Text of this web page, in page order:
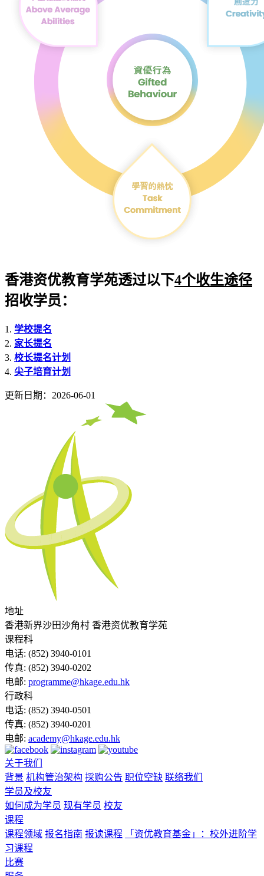
香港资优教育学苑透过以下4个收生途径
招收学员：
1. 学校提名
2. 家长提名
3. 校长提名计划
4. 尖子培育计划
更新日期：2026-06-01
地址
香港新界沙田沙角村 香港资优教育学苑
课程科
电话: (852) 3940-0101
传真: (852) 3940-0202
电邮: programme@hkage.edu.hk
行政科
电话: (852) 3940-0501
传真: (852) 3940-0201
电邮: academy@hkage.edu.hk
关于我们
背景 机构管治架构 採购公告 职位空缺 联络我们
学员及校友
如何成为学员 现有学员 校友
课程
课程领域 报名指南 报读课程
「资优教育基金」：校外进阶学
习课程
比赛